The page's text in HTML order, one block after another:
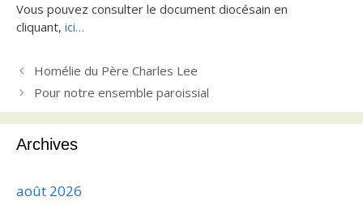
Vous pouvez consulter le document diocésain en
cliquant, ici…
Homélie du Père Charles Lee
Pour notre ensemble paroissial
Archives
août 2026